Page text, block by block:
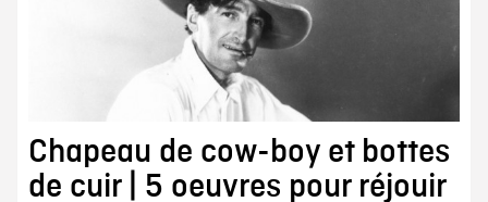
Chapeau de cow-boy et bottes
de cuir | 5 oeuvres pour réjouir